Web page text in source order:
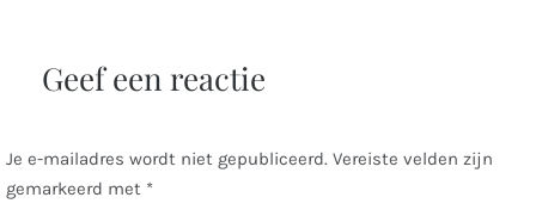
Geef een reactie
Je e-mailadres wordt niet gepubliceerd. Vereiste velden zijn
gemarkeerd met *